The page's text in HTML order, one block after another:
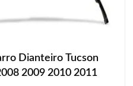
Dianteiro Tucson
2009 2010 2011